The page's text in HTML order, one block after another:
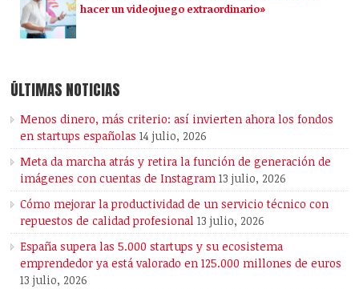
hacer un videojuego extraordinario»
ÚLTIMAS NOTICIAS
Menos dinero, más criterio: así invierten ahora los fondos
en startups españolas 14 julio, 2026
Meta da marcha atrás y retira la función de generación de
imágenes con cuentas de Instagram 13 julio, 2026
Cómo mejorar la productividad de un servicio técnico con
repuestos de calidad profesional 13 julio, 2026
España supera las 5.000 startups y su ecosistema
emprendedor ya está valorado en 125.000 millones de euros
13 julio, 2026